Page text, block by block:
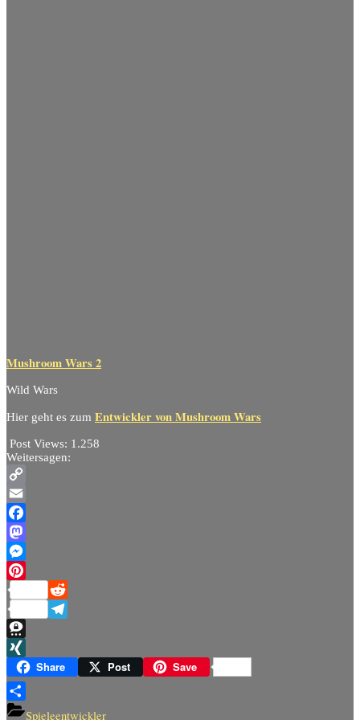
Mushroom Wars 2
Wild Wars
Hier geht es zum Entwickler von Mushroom Wars
Post Views: 1.258
Weitersagen:
Copy
Link
Email
Facebook
Mastodon
Messenger
Pinterest
Reddit
Telegram
Threema
XINGShare Post Save
TeilenSpieleentwickler